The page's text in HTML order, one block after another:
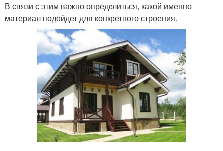
В связи с этим важно определиться, какой именно
материал подойдет для конкретного строения.